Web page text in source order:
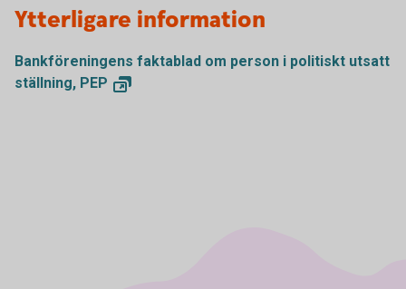
Ytterligare information
Bankföreningens faktablad om person i politiskt utsatt
ställning, PEP